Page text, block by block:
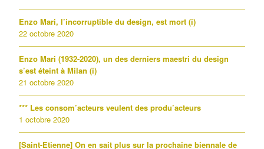
Enzo Mari, l’incorruptible du design, est mort (i)
22 octobre 2020
Enzo Mari (1932-2020), un des derniers maestri du design
s’est éteint à Milan (i)
21 octobre 2020
*** Les consom’acteurs veulent des produ’acteurs
1 octobre 2020
[Saint-Etienne] On en sait plus sur la prochaine biennale de